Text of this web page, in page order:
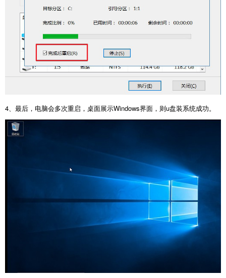
4 、最后，电脑会多次重启，桌面展示Windows界面，则u盘装系统成功。